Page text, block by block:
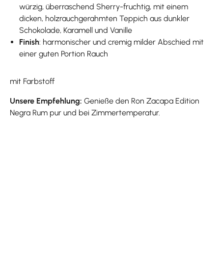
würzig, überraschend Sherry-fruchtig, mit einem
dicken, holzrauchgerahmten Teppich aus dunkler
Schokolade, Karamell und Vanille
Finish: harmonischer und cremig milder Abschied mit
einer guten Portion Rauch
mit Farbstoff
Unsere Empfehlung: Genieße den Ron Zacapa Edition
Negra Rum pur und bei Zimmertemperatur.